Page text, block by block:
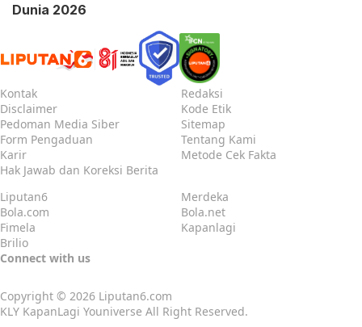
Dunia 2026
Kontak
Redaksi
Disclaimer
Kode Etik
Pedoman Media Siber
Sitemap
Form Pengaduan
Tentang Kami
Karir
Metode Cek Fakta
Hak Jawab dan Koreksi Berita
Liputan6
Merdeka
Bola.com
Bola.net
Fimela
Kapanlagi
Brilio
Connect with us
Copyright © 2026 Liputan6.com
KLY KapanLagi Youniverse All Right Reserved.